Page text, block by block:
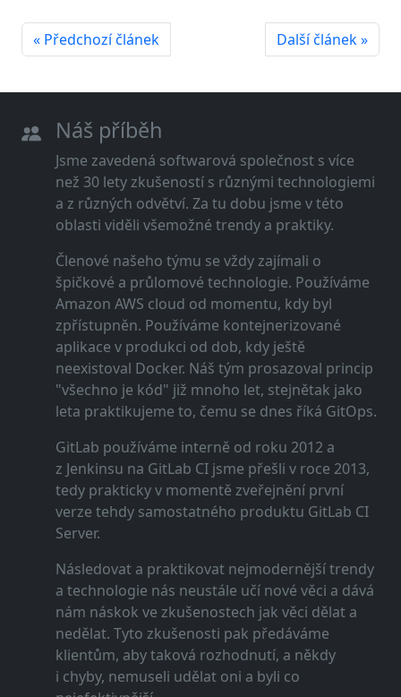
« Předchozí článek Další článek »
Náš příběh
Jsme zavedená softwarová společnost s více
než 30 lety zkušeností s různými technologiemi
a z různých odvětví. Za tu dobu jsme v této
oblasti viděli všemožné trendy a praktiky.
Členové našeho týmu se vždy zajímali o
špičkové a průlomové technologie. Používáme
Amazon AWS cloud od momentu, kdy byl
zpřístupněn. Používáme kontejnerizované
aplikace v produkci od dob, kdy ještě
neexistoval Docker. Náš tým prosazoval princip
"všechno je kód" již mnoho let, stejnětak jako
leta praktikujeme to, čemu se dnes říká GitOps.
GitLab používáme interně od roku 2012 a
z Jenkinsu na GitLab CI jsme přešli v roce 2013,
tedy prakticky v momentě zveřejnění první
verze tehdy samostatného produktu GitLab CI
Server.
Následovat a praktikovat nejmodernější trendy
a technologie nás neustále učí nové věci a dává
nám náskok ve zkušenostech jak věci dělat a
nedělat. Tyto zkušenosti pak předáváme
klientům, aby taková rozhodnutí, a někdy
i chyby, nemuseli udělat oni a byli co